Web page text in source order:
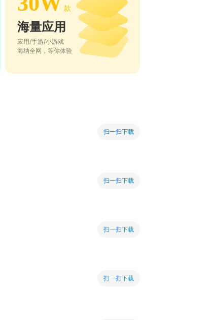
款
海量应用
应用/手游/小游戏
海纳全网，等你体验
扫一扫下载
扫一扫下载
扫一扫下载
扫一扫下载